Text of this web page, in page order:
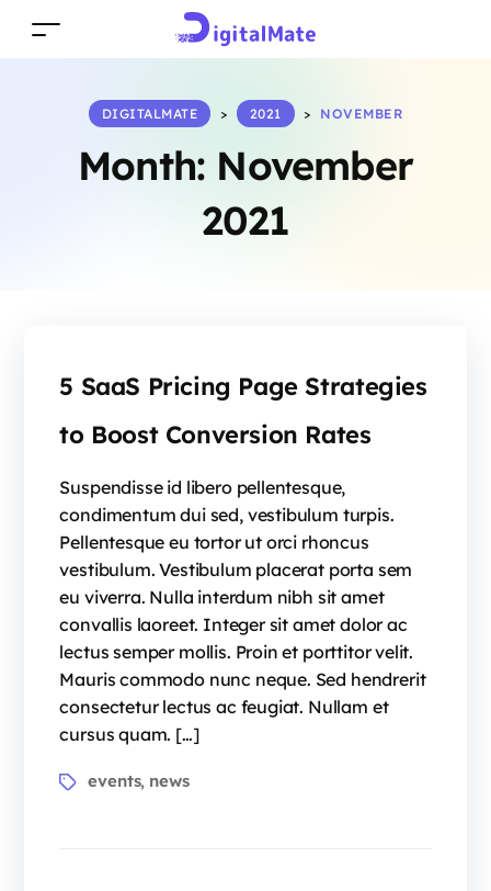
Month: November
2021
DIGITALMATE > 2021 > NOVEMBER
5 SaaS Pricing Page Strategies
to Boost Conversion Rates
Suspendisse id libero pellentesque,
condimentum dui sed, vestibulum turpis.
Pellentesque eu tortor ut orci rhoncus
vestibulum. Vestibulum placerat porta sem
eu viverra. Nulla interdum nibh sit amet
convallis laoreet. Integer sit amet dolor ac
lectus semper mollis. Proin et porttitor velit.
Mauris commodo nunc neque. Sed hendrerit
consectetur lectus ac feugiat. Nullam et
cursus quam. […]
events, news